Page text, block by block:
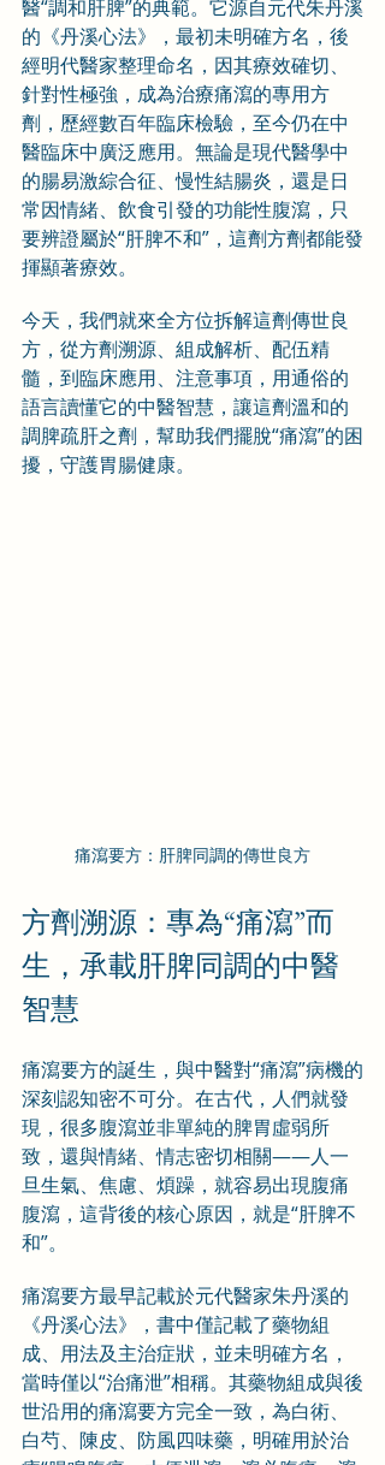
醫“調和肝脾”的典範。它源自元代朱丹溪
的《丹溪心法》，最初未明確方名，後
經明代醫家整理命名，因其療效確切、
針對性極強，成為治療痛瀉的專用方
劑，歷經數百年臨床檢驗，至今仍在中
醫臨床中廣泛應用。無論是現代醫學中
的腸易激綜合征、慢性結腸炎，還是日
常因情緒、飲食引發的功能性腹瀉，只
要辨證屬於“肝脾不和”，這劑方劑都能發
揮顯著療效。
今天，我們就來全方位拆解這劑傳世良
方，從方劑溯源、組成解析、配伍精
髓，到臨床應用、注意事項，用通俗的
語言讀懂它的中醫智慧，讓這劑溫和的
調脾疏肝之劑，幫助我們擺脫“痛瀉”的困
擾，守護胃腸健康。
痛瀉要方：肝脾同調的傳世良方
方劑溯源：專為“痛瀉”而
生，承載肝脾同調的中醫
智慧
痛瀉要方的誕生，與中醫對“痛瀉”病機的
深刻認知密不可分。在古代，人們就發
現，很多腹瀉並非單純的脾胃虛弱所
致，還與情緒、情志密切相關——人一
旦生氣、焦慮、煩躁，就容易出現腹痛
腹瀉，這背後的核心原因，就是“肝脾不
和”。
痛瀉要方最早記載於元代醫家朱丹溪的
《丹溪心法》，書中僅記載了藥物組
成、用法及主治症狀，並未明確方名，
當時僅以“治痛泄”相稱。其藥物組成與後
世沿用的痛瀉要方完全一致，為白術、
白芍、陳皮、防風四味藥，明確用於治